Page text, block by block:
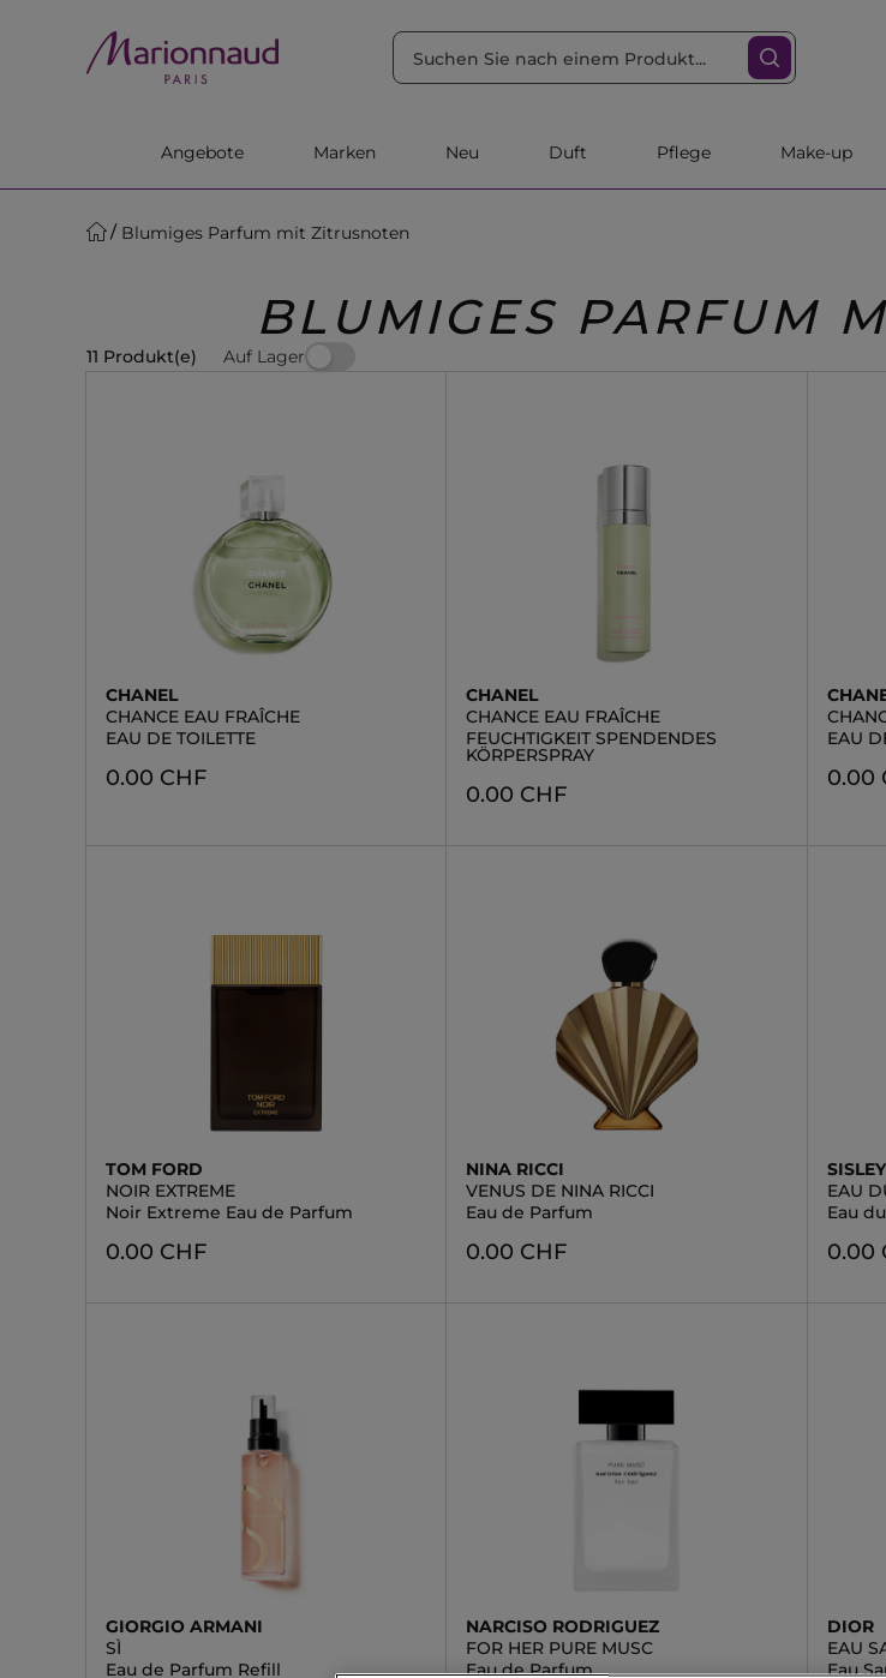
Angebote Marken Neu Duft Pflege Make-up
Blumiges Parfum mit Zitrusnoten
BLUMIGES PARFUM
11 Produkt(e) Auf Lager
CHANEL
CHANCE EAU FRAÎCHE
EAU DE TOILETTE
0.00 CHF
CHANEL
CHANCE EAU FRAÎCHE
FEUCHTIGKEIT SPENDENDES
KÖRPERSPRAY
0.00 CHF
EAU
0.00
TOM FORD
NOIR EXTREME
Noir Extreme Eau de Parfum
0.00 CHF
NINA RICCI
VENUS DE NINA RICCI
Eau de Parfum
0.00 CHF
SISLEY
EAU
Eau
0.00
GIORGIO ARMANI
SÌ
Eau de Parfum Refill
NARCISO RODRIGUEZ
FOR HER PURE MUSC
Eau de Parfum
DIOR
EAU
Eau